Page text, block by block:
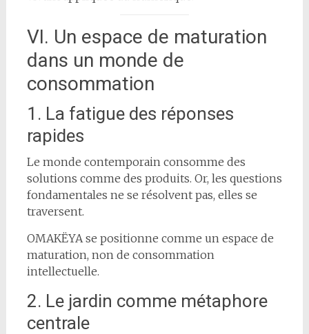
VI. Un espace de maturation
dans un monde de
consommation
1. La fatigue des réponses
rapides
Le monde contemporain consomme des
solutions comme des produits. Or, les questions
fondamentales ne se résolvent pas, elles se
traversent.
OMAKËYA se positionne comme un espace de
maturation, non de consommation
intellectuelle.
2. Le jardin comme métaphore
centrale